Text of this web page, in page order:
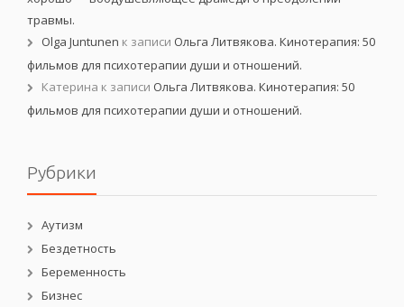
травмы.
Olga Juntunen к записи Ольга Литвякова. Кинотерапия: 50
фильмов для психотерапии души и отношений.
Катерина к записи Ольга Литвякова. Кинотерапия: 50
фильмов для психотерапии души и отношений.
Рубрики
Аутизм
Бездетность
Беременность
Бизнес